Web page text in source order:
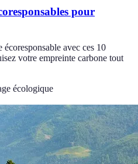
pour
avec ces 10
votre empreinte carbone tout
écologique